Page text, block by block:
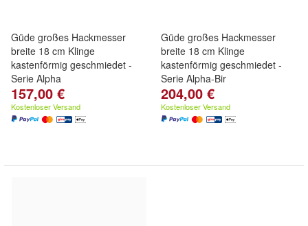
Güde großes Hackmesser
breite 18 cm Klinge
kastenförmig geschmiedet -
Serie Alpha
157,00 €
Kostenloser Versand
Güde großes Hackmesser
breite 18 cm Klinge
kastenförmig geschmiedet -
Serie Alpha-Bir
204,00 €
Kostenloser Versand